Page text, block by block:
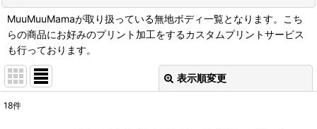
MuuMuuMamaが取り扱っている無地ボディ一覧となります。こち
らの商品にお好みのプリント加工をするカスタムプリントサービス
も行っております。
表示順変更
18件